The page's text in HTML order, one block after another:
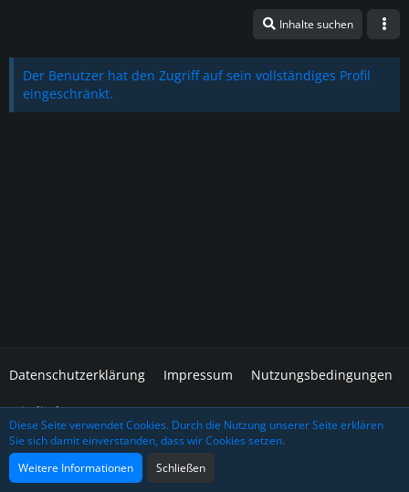
Inhalte suchen
Der Benutzer hat den Zugriff auf sein vollständiges Profil
eingeschränkt.
Datenschutzerklärung Impressum Nutzungsbedingungen
Mitglieder
Community-Software:WoltLab Suite™
Diese Seite verwendet Cookies. Durch die Nutzung unserer Seite erklären
Sie sich damit einverstanden, dass wir Cookies setzen.
Weitere Informationen
Schließen